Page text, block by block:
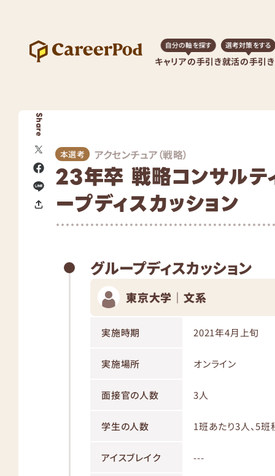
キャリアの手引き
自分の軸を探す
就活の手引き
選考対策をする
Share
本選考 アクセンチュア（戦略）
23年卒 戦略コンサルテ
ープディスカッション
グループディスカッション
東京大学｜文系
実施時期 2021年4月上旬
実施場所 オンライン
面接官の人数 3人
学生の人数 1班あたり3人、5班
アイスブレイク ---